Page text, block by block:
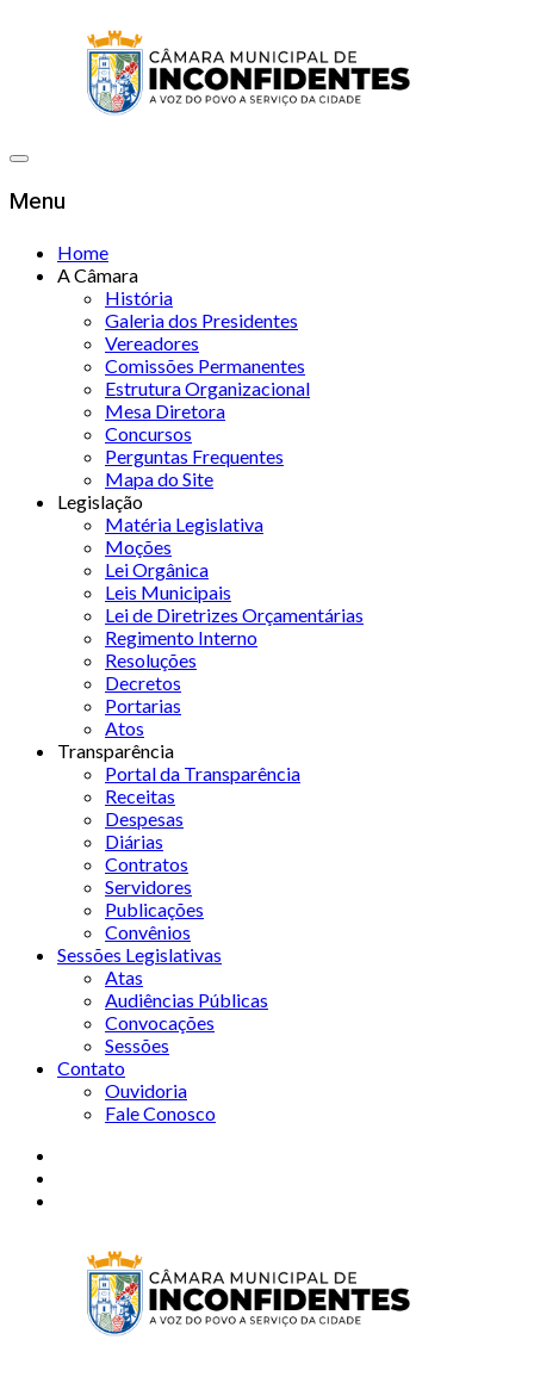
Menu
Home
A Câmara
História
Galeria dos Presidentes
Vereadores
Comissões Permanentes
Estrutura Organizacional
Mesa Diretora
Concursos
Perguntas Frequentes
Mapa do Site
Legislação
Matéria Legislativa
Moções
Lei Orgânica
Leis Municipais
Lei de Diretrizes Orçamentárias
Regimento Interno
Resoluções
Decretos
Portarias
Atos
Transparência
Portal da Transparência
Receitas
Despesas
Diárias
Contratos
Servidores
Publicações
Convênios
Sessões Legislativas
Atas
Audiências Públicas
Convocações
Sessões
Contato
Ouvidoria
Fale Conosco